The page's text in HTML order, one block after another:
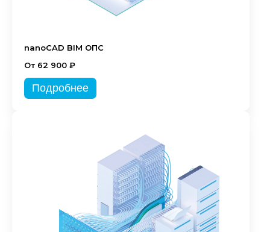
nanoCAD BIM ОПС
От 62 900 ₽
Подробнее